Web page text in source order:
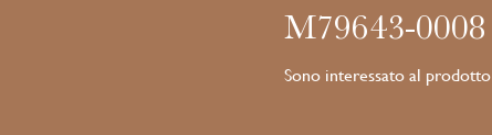
M79643-0008
Sono interessato al prodotto